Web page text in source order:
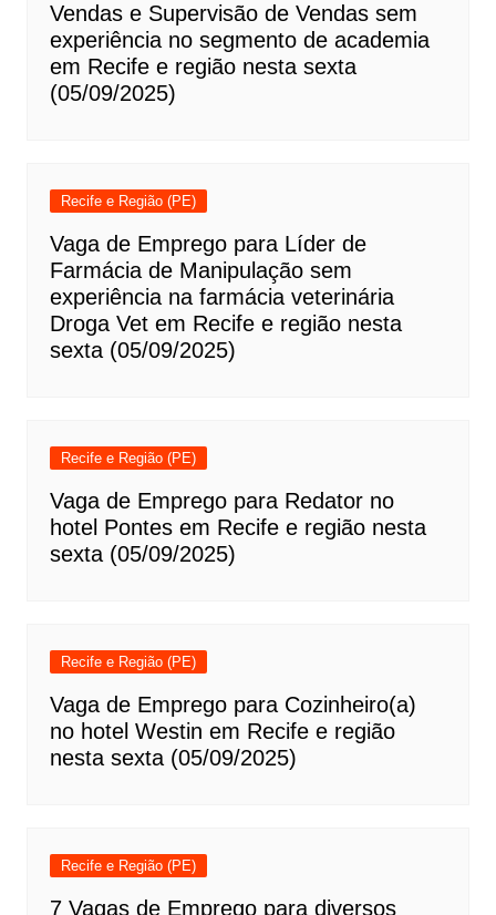
Vendas e Supervisão de Vendas sem
experiência no segmento de academia
em Recife e região nesta sexta
(05/09/2025)
Recife e Região (PE)
Vaga de Emprego para Líder de
Farmácia de Manipulação sem
experiência na farmácia veterinária
Droga Vet em Recife e região nesta
sexta (05/09/2025)
Recife e Região (PE)
Vaga de Emprego para Redator no
hotel Pontes em Recife e região nesta
sexta (05/09/2025)
Recife e Região (PE)
Vaga de Emprego para Cozinheiro(a)
no hotel Westin em Recife e região
nesta sexta (05/09/2025)
Recife e Região (PE)
7 Vagas de Emprego para diversos